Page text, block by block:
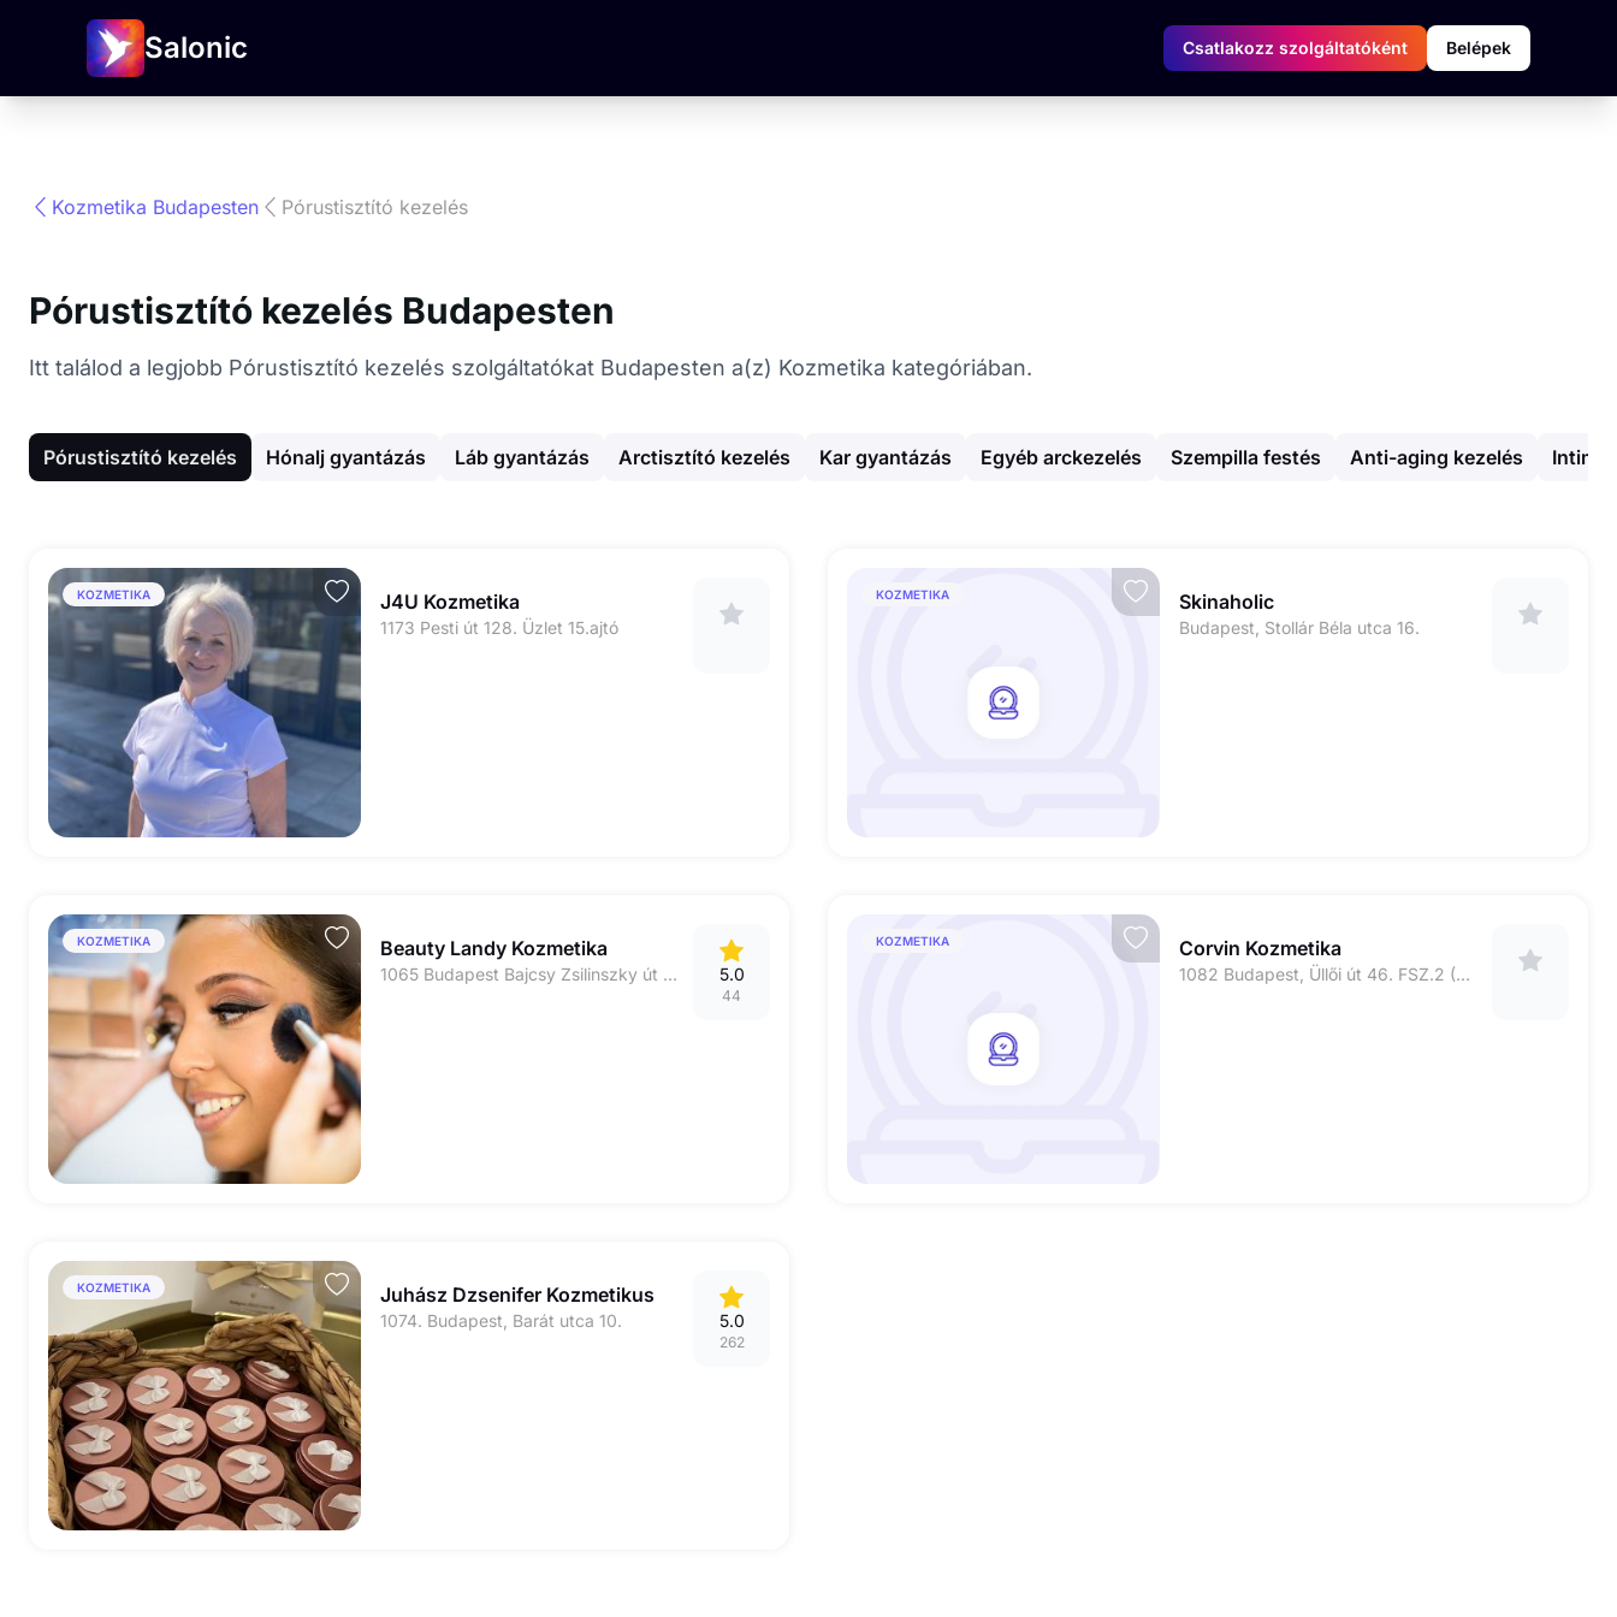
Salonic Csatlakozz szolgáltatóként Belépek
Kozmetika Budapesten Pórustisztító kezelés
Pórustisztító kezelés Budapesten
Itt találod a legjobb Pórustisztító kezelés szolgáltatókat Budapesten a(z) Kozmetika kategóriában.
Pórustisztító kezelés Hónalj gyantázás Láb gyantázás Arctisztító kezelés Kar gyantázás Egyéb arckezelés Szempilla festés Anti-aging kezelés Intim
KOZMETIKA J4U Kozmetika
1173 Pesti út 128. Üzlet 15.ajtó
KOZMETIKA Skinaholic
Budapest, Stollár Béla utca 16.
KOZMETIKA Beauty Landy Kozmetika
1065 Budapest Bajcsy Zsilinszky út 63. 60-as kapucsengő 5.0
44
KOZMETIKA Corvin Kozmetika
1082 Budapest, Üllői út 46. FSZ.2 (2-es kapucsengő)
KOZMETIKA Juhász Dzsenifer Kozmetikus
1074. Budapest, Barát utca 10. 5.0
262